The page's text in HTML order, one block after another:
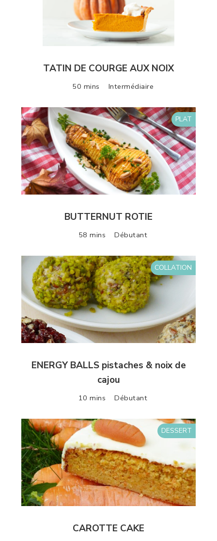
TATIN DE COURGE AUX NOIX
50 mins Intermédiaire
PLAT
BUTTERNUT ROTIE
58 mins Débutant
COLLATION
ENERGY BALLS pistaches & noix de
cajou
10 mins Débutant
DESSERT
CAROTTE CAKE